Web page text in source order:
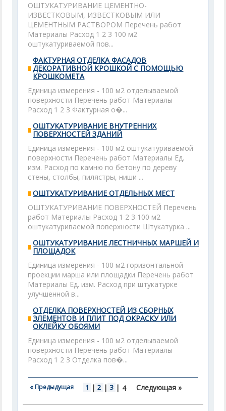
ОШТУКАТУРИВАНИЕ ЦЕМЕНТНО-
ИЗВЕСТКОВЫМ, ИЗВЕСТКОВЫМ ИЛИ
ЦЕМЕНТНЫМ РАСТВОРОМ Перечень работ
Материалы Расход 1 2 3 100 м2
оштукатуриваемой пов...
ФАКТУРНАЯ ОТДЕЛКА ФАСАДОВ
ДЕКОРАТИВНОЙ КРОШКОЙ С ПОМОЩЬЮ
КРОШКОМЕТА
Единица измерения - 100 м2 отделываемой
поверхности Перечень работ Материалы
Расход 1 2 3 Фактурная о�...
ОШТУКАТУРИВАНИЕ ВНУТРЕННИХ
ПОВЕРХНОСТЕЙ ЗДАНИЙ
Единица измерения - 100 м2 оштукатуриваемой
поверхности Перечень работ Материалы Ед.
изм. Расход по камню по бетону по дереву
стены, столбы, пилястры, ниши ...
ОШТУКАТУРИВАНИЕ ОТДЕЛЬНЫХ МЕСТ
ОШТУКАТУРИВАНИЕ ПОВЕРХНОСТЕЙ Перечень
работ Материалы Расход 1 2 3 100 м2
оштукатуриваемой поверхности Штукатурка ...
ОШТУКАТУРИВАНИЕ ЛЕСТНИЧНЫХ МАРШЕЙ И
ПЛОЩАДОК
Единица измерения - 100 м2 горизонтальной
проекции марша или площадки Перечень работ
Материалы Ед. изм. Расход при штукатурке
улучшенной в...
ОТДЕЛКА ПОВЕРХНОСТЕЙ ИЗ СБОРНЫХ
ЭЛЕМЕНТОВ И ПЛИТ ПОД ОКРАСКУ ИЛИ
ОКЛЕЙКУ ОБОЯМИ
Единица измерения - 100 м2 отделываемой
поверхности Перечень работ Материалы
Расход 1 2 3 Отделка пов�...
« Предыдущая 1 | 2 | 3 | 4 Следующая »